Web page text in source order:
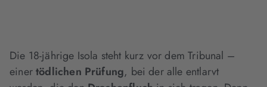
Die 18-jährige Isola steht kurz vor dem Tribunal –
einertödlichen Prüfung, bei der alle entlarvt